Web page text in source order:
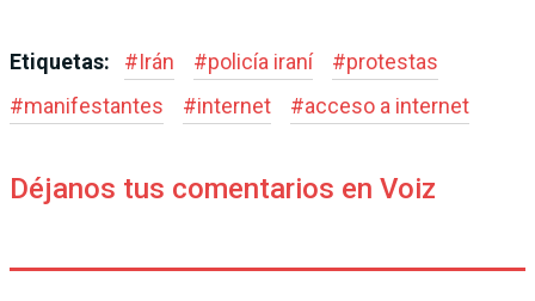
Etiquetas: #Irán #policía iraní #protestas
#manifestantes #internet #acceso a internet
Déjanos tus comentarios en Voiz